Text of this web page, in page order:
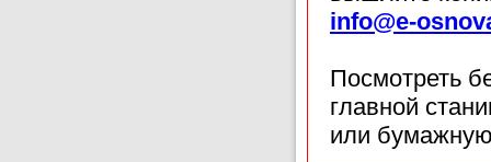
info@e-
Посмотреть
главной
или